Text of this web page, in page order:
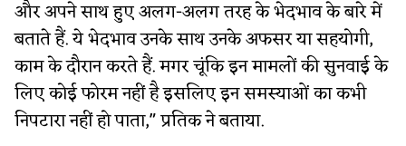
और अपने साथ हुए अलग-अलग तरह के भेदभाव के बारे में
बताते हैं. ये भेदभाव उनके साथ उनके अफसर या सहयोगी,
काम के दौरान करते हैं. मगर चूंकि इन मामलों की सुनवाई के
लिए कोई फोरम नहीं है इसलिए इन समस्याओं का कभी
निपटारा नहीं हो पाता," प्रतिक ने बताया.